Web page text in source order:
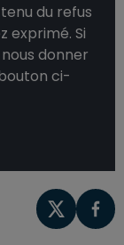
du refus
exprimé. Si
donner
ci-